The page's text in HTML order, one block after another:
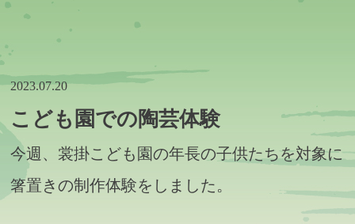
2023.07.20
こども園での陶芸体験
今週、裳掛こども園の年長の子供たちを対象に
箸置きの制作体験をしました。